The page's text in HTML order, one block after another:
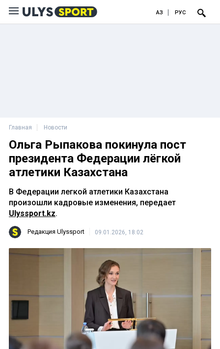
ҚАЗ РУС
Главная Новости
Ольга Рыпакова покинула пост
президента Федерации лёгкой
атлетики Казахстана
В Федерации легкой атлетики Казахстана
произошли кадровые изменения, передает
Ulyssport.kz.
Редакция Ulyssport 09.01.2026, 18:02